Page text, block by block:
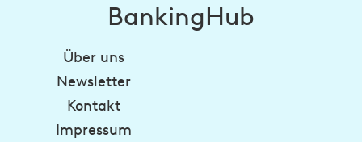
BankingHub
Über uns
Newsletter
Kontakt
Impressum